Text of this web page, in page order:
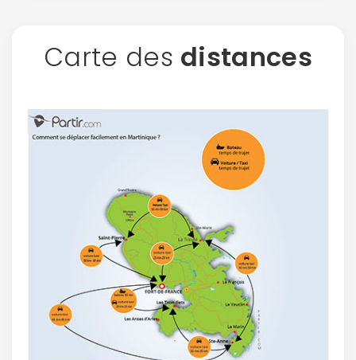
Carte des distances
Continuer avec Apple
ou connectez-vous par mail